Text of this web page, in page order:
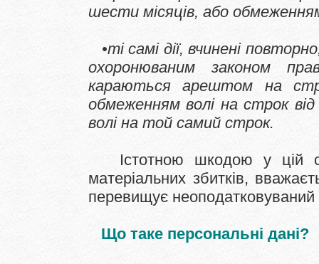
шести місяців, або
•ті самі дії, вчинені
охоронюваним законом
караються арештом на
обмеженням волі на строк
волі на той самий строк.
Істотною шкодою у цій
матеріальних збитків,
перевищує неоподатковуваний
Що таке персональні дані?